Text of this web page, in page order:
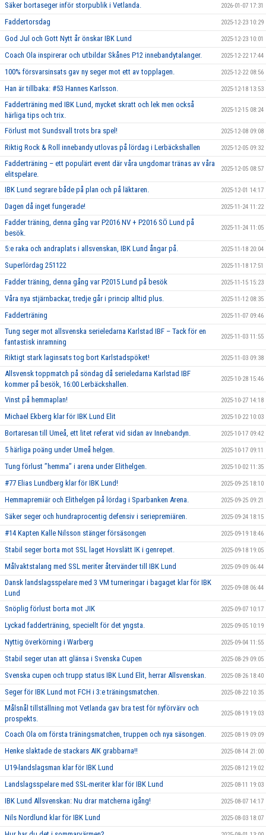
Säker bortaseger inför storpublik i Vetlanda. 2026-01-07 17:31
Faddertorsdag 2025-12-23 10:29
God Jul och Gott Nytt år önskar IBK Lund 2025-12-23 10:01
Coach Ola inspirerar och utbildar Skånes P12 innebandytalanger. 2025-12-22 17:44
100% försvarsinsats gav ny seger mot ett av topplagen. 2025-12-22 08:56
Han är tillbaka: #53 Hannes Karlsson. 2025-12-18 13:53
Fadderträning med IBK Lund, mycket skratt och lek men också
härliga tips och trix.
2025-12-15 08:24
Förlust mot Sundsvall trots bra spel! 2025-12-08 09:08
Riktig Rock & Roll innebandy utlovas på lördag i Lerbäckshallen 2025-12-05 09:32
Fadderträning – ett populärt event där våra ungdomar tränas av våra
elitspelare.
2025-12-05 08:57
IBK Lund segrare både på plan och på läktaren. 2025-12-01 14:17
Dagen då inget fungerade! 2025-11-24 11:22
Fadder träning, denna gång var P2016 NV + P2016 SÖ Lund på
besök.
2025-11-24 11:05
5:e raka och andraplats i allsvenskan, IBK Lund ångar på. 2025-11-18 20:04
Superlördag 251122 2025-11-18 17:51
Fadder träning, denna gång var P2015 Lund på besök 2025-11-15 15:23
Våra nya stjärnbackar, tredje går i princip alltid plus. 2025-11-12 08:35
Fadderträning 2025-11-07 09:46
Tung seger mot allsvenska serieledarna Karlstad IBF – Tack för en
fantastisk inramning
2025-11-03 11:55
Riktigt stark laginsats tog bort Karlstadspöket! 2025-11-03 09:38
Allsvensk toppmatch på söndag då serieledarna Karlstad IBF
kommer på besök, 16:00 Lerbäckshallen.
2025-10-28 15:46
Vinst på hemmaplan! 2025-10-27 14:18
Michael Ekberg klar för IBK Lund Elit 2025-10-22 10:03
Bortaresan till Umeå, ett litet referat vid sidan av Innebandyn. 2025-10-17 09:42
5 härliga poäng under Umeå helgen. 2025-10-17 09:11
Tung förlust ’’hemma’’ i arena under Elithelgen. 2025-10-02 11:35
#77 Elias Lundberg klar för IBK Lund! 2025-09-25 18:10
Hemmapremiär och Elithelgen på lördag i Sparbanken Arena. 2025-09-25 09:21
Säker seger och hundraprocentig defensiv i seriepremiären. 2025-09-24 18:15
#14 Kapten Kalle Nilsson stänger försäsongen 2025-09-19 18:46
Stabil seger borta mot SSL laget Hovslätt IK i genrepet. 2025-09-18 19:05
Målvaktstalang med SSL meriter återvänder till IBK Lund 2025-09-09 06:44
Dansk landslagsspelare med 3 VM turneringar i bagaget klar för IBK
Lund
2025-09-08 06:44
Snöplig förlust borta mot JIK 2025-09-07 10:17
Lyckad fadderträning, speciellt för det yngsta. 2025-09-05 10:19
Nyttig överkörning i Warberg 2025-09-04 11:55
Stabil seger utan att glänsa i Svenska Cupen 2025-08-29 09:05
Svenska cupen och trupp status IBK Lund Elit, herrar Allsvenskan. 2025-08-26 18:40
Seger för IBK Lund mot FCH i 3:e träningsmatchen. 2025-08-22 10:35
Målsnål tillställning mot Vetlanda gav bra test för nyförvärv och
prospekts.
2025-08-19 19:03
Coach Ola om första träningsmatchen, truppen och nya säsongen. 2025-08-19 09:09
Henke slaktade de stackars AIK grabbarna!! 2025-08-14 21:00
U19-landslagsman klar för IBK Lund 2025-08-12 19:02
Landslagsspelare med SSL-meriter klar för IBK Lund 2025-08-11 19:03
IBK Lund Allsvenskan: Nu drar matcherna igång! 2025-08-07 14:17
Nils Nordlund klar för IBK Lund 2025-08-03 18:07